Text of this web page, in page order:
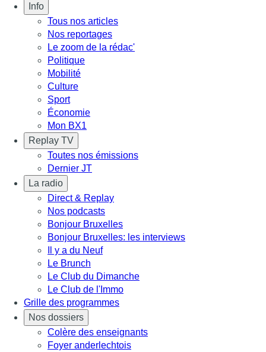
Info
Tous nos articles
Nos reportages
Le zoom de la rédac'
Politique
Mobilité
Culture
Sport
Économie
Mon BX1
Replay TV
Toutes nos émissions
Dernier JT
La radio
Direct & Replay
Nos podcasts
Bonjour Bruxelles
Bonjour Bruxelles: les interviews
Il y a du Neuf
Le Brunch
Le Club du Dimanche
Le Club de l'Immo
Grille des programmes
Nos dossiers
Colère des enseignants
Foyer anderlechtois